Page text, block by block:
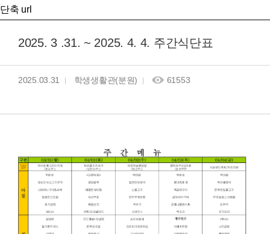
단축 url
2025. 3 .31. ~ 2025. 4. 4. 주간식단표
2025.03.31 학생생활관(분원) 61553